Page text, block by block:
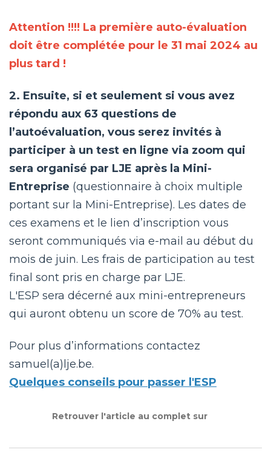
Attention !!!! La première auto-évaluation
doit être complétée pour le 31 mai 2024 au
plus tard !
2. Ensuite, si et seulement si vous avez
répondu aux 63 questions de
l’autoévaluation, vous serez invités à
participer à un test en ligne via zoom qui
sera organisé par LJE après la Mini-
Entreprise (questionnaire à choix multiple
portant sur la Mini-Entreprise). Les dates de
ces examens et le lien d’inscription vous
seront communiqués via e-mail au début du
mois de juin. Les frais de participation au test
final sont pris en charge par LJE.
L'ESP sera décerné aux mini-entrepreneurs
qui auront obtenu un score de 70% au test.
Pour plus d’informations contactez
samuel(a)lje.be.
Quelques conseils pour passer l'ESP
Retrouver l'article au complet sur